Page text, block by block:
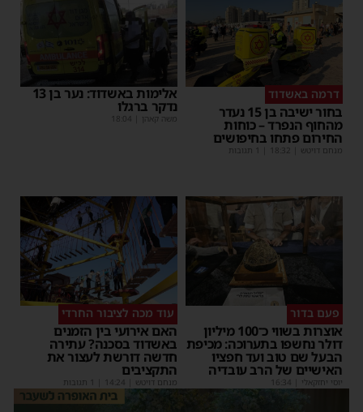
דרמה באשדוד
בחור ישיבה בן 15 נעדר
מהחוף הנפרד – כוחות
החירום פתחו בחיפושים
מנחם דויטש 18:32
אלימות באשדוד: נער בן 13
נדקר ברגלו
משה קאהן 18:04
פעם בדור
אוצרות בשווי כ־100 מיליון
דולר נחשפו בתערוכה: מכיפת
הבעל שם טוב ועד חפציו
האישיים של הרב עובדיה
יוסי יחזקאלי 16:34
עוד מכה לציבור החרדי
האם אירועי בין הזמנים
באשדוד בסכנה? עתירה
חדשה דורשת לעצור את
התקציבים
מנחם דויטש